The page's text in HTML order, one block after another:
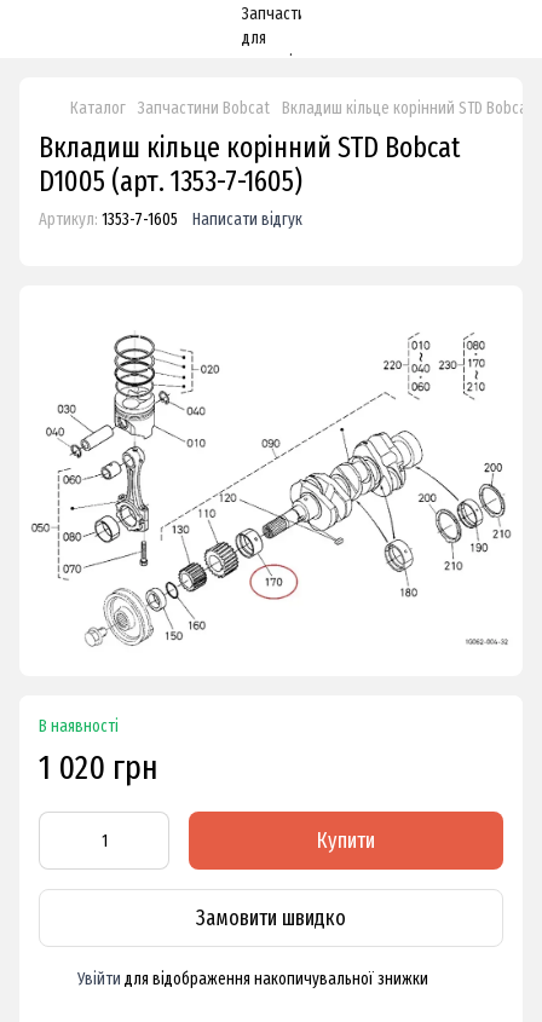
Каталог Запчастини Bobcat Вкладиш кільце корінний STD Bobcat
Вкладиш кільце корінний STD Bobcat
D1005 (арт. 1353-7-1605)
Артикул: 1353-7-1605 Написати відгук
В наявності
1 020 грн
Купити
Замовити швидко
Увійти для відображення накопичувальної знижки